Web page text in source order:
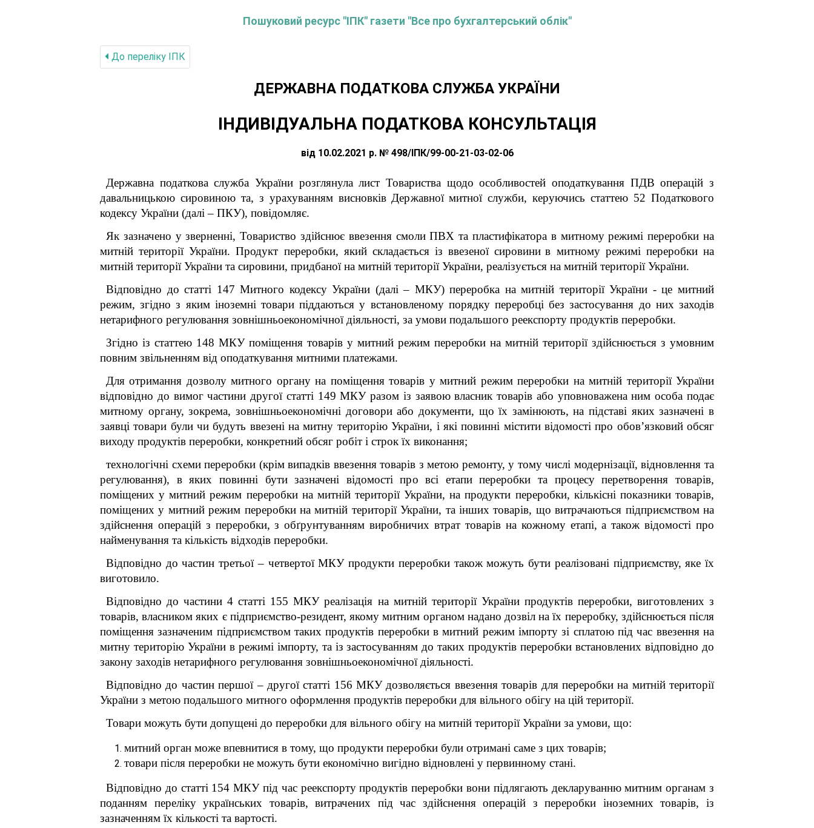
Пошуковий ресурс "ІПК" газети "Все про бухгалтерський облік"
До переліку IПК
ДЕРЖАВНА ПОДАТКОВА СЛУЖБА УКРАЇНИ
ІНДИВІДУАЛЬНА ПОДАТКОВА КОНСУЛЬТАЦІЯ
від 10.02.2021 р. № 498/ІПК/99-00-21-03-02-06
Державна податкова служба України розглянула лист Товариства щодо особливостей оподаткування ПДВ операцій з
давальницькою сировиною та, з урахуванням висновків Державної митної служби, керуючись статтею 52 Податкового
кодексу України (далі – ПКУ), повідомляє.
Як зазначено у зверненні, Товариство здійснює ввезення смоли ПВХ та пластифікатора в митному режимі переробки на
митній території України. Продукт переробки, який складається із ввезеної сировини в митному режимі переробки на
митній території України та сировини, придбаної на митній території України, реалізується на митній території України.
Відповідно до статті 147 Митного кодексу України (далі – МКУ) переробка на митній території України - це митний
режим, згідно з яким іноземні товари піддаються у встановленому порядку переробці без застосування до них заходів
нетарифного регулювання зовнішньоекономічної діяльності, за умови подальшого реекспорту продуктів переробки.
Згідно із статтею 148 МКУ поміщення товарів у митний режим переробки на митній території здійснюється з умовним
повним звільненням від оподаткування митними платежами.
Для отримання дозволу митного органу на поміщення товарів у митний режим переробки на митній території України
відповідно до вимог частини другої статті 149 МКУ разом із заявою власник товарів або уповноважена ним особа подає
митному органу, зокрема, зовнішньоекономічні договори або документи, що їх замінюють, на підставі яких зазначені в
заявці товари були чи будуть ввезені на митну територію України, і які повинні містити відомості про обов’язковий обсяг
виходу продуктів переробки, конкретний обсяг робіт і строк їх виконання;
технологічні схеми переробки (крім випадків ввезення товарів з метою ремонту, у тому числі модернізації, відновлення та
регулювання), в яких повинні бути зазначені відомості про всі етапи переробки та процесу перетворення товарів,
поміщених у митний режим переробки на митній території України, на продукти переробки, кількісні показники товарів,
поміщених у митний режим переробки на митній території України, та інших товарів, що витрачаються підприємством на
здійснення операцій з переробки, з обґрунтуванням виробничих втрат товарів на кожному етапі, а також відомості про
найменування та кількість відходів переробки.
Відповідно до частин третьої – четвертої МКУ продукти переробки також можуть бути реалізовані підприємству, яке їх
виготовило.
Відповідно до частини 4 статті 155 МКУ реалізація на митній території України продуктів переробки, виготовлених з
товарів, власником яких є підприємство-резидент, якому митним органом надано дозвіл на їх переробку, здійснюється після
поміщення зазначеним підприємством таких продуктів переробки в митний режим імпорту зі сплатою під час ввезення на
митну територію України в режимі імпорту, та із застосуванням до таких продуктів переробки встановлених відповідно до
закону заходів нетарифного регулювання зовнішньоекономічної діяльності.
Відповідно до частин першої – другої статті 156 МКУ дозволяється ввезення товарів для переробки на митній території
України з метою подальшого митного оформлення продуктів переробки для вільного обігу на цій території.
Товари можуть бути допущені до переробки для вільного обігу на митній території України за умови, що:
митний орган може впевнитися в тому, що продукти переробки були отримані саме з цих товарів;
товари після переробки не можуть бути економічно вигідно відновлені у первинному стані.
Відповідно до статті 154 МКУ під час реекспорту продуктів переробки вони підлягають декларуванню митним органам з
поданням переліку українських товарів, витрачених під час здійснення операцій з переробки іноземних товарів, із
зазначенням їх кількості та вартості.